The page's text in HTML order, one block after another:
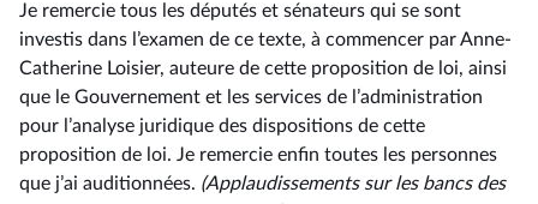
Je remercie tous les députés et sénateurs qui se sont
investis dans l’examen de ce texte, à commencer par Anne-
Catherine Loisier, auteure de cette proposition de loi, ainsi
que le Gouvernement et les services de l’administration
pour l’analyse juridique des dispositions de cette
proposition de loi. Je remercie enfin toutes les personnes
que j’ai auditionnées. (Applaudissements sur les bancs des